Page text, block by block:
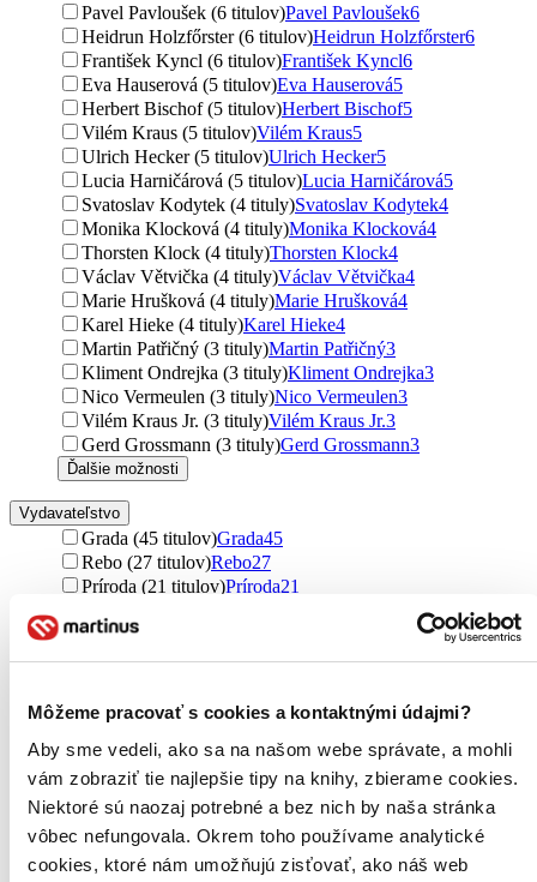
Môžeme pracovať s cookies a kontaktnými údajmi?
Aby sme vedeli, ako sa na našom webe správate, a mohli
vám zobraziť tie najlepšie tipy na knihy, zbierame cookies.
Niektoré sú naozaj potrebné a bez nich by naša stránka
vôbec nefungovala. Okrem toho používame analytické
cookies, ktoré nám umožňujú zisťovať, ako náš web
Pavel Pavloušek (6 titulov)Pavel Pavloušek6
Heidrun Holzfőrster (6 titulov)Heidrun Holzfőrster6
František Kyncl (6 titulov)František Kyncl6
Eva Hauserová (5 titulov)Eva Hauserová5
Herbert Bischof (5 titulov)Herbert Bischof5
Vilém Kraus (5 titulov)Vilém Kraus5
Ulrich Hecker (5 titulov)Ulrich Hecker5
Lucia Harničárová (5 titulov)Lucia Harničárová5
Svatoslav Kodytek (4 tituly)Svatoslav Kodytek4
Monika Klocková (4 tituly)Monika Klocková4
Thorsten Klock (4 tituly)Thorsten Klock4
Václav Větvička (4 tituly)Václav Větvička4
Marie Hrušková (4 tituly)Marie Hrušková4
Karel Hieke (4 tituly)Karel Hieke4
Martin Patřičný (3 tituly)Martin Patřičný3
Kliment Ondrejka (3 tituly)Kliment Ondrejka3
Nico Vermeulen (3 tituly)Nico Vermeulen3
Vilém Kraus Jr. (3 tituly)Vilém Kraus Jr.3
Gerd Grossmann (3 tituly)Gerd Grossmann3
Ďalšie možnosti
Vydavateľstvo
Grada (45 titulov)Grada45
Rebo (27 titulov)Rebo27
Príroda (21 titulov)Príroda21
Plat4M Books (11 titulov)
M-EDIT-OR (11 titulov)M-EDIT-OR11
Esence (10 titulov)Esence10
Baštan (9 titulov)Baštan9
Ing. Juraj Matlák (9 titulov)Ing. Juraj Matlák9
Svojtka&Co. (8 titulov)Svojtka&Co. 8
Ikar (8 titulov)
Ikar
Brázda (8 titulov)
Computer Press (7 titulov) Computer Press7